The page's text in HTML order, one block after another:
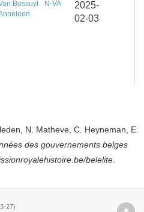
Bossuyt
N-VA
2025-
02-03
N. Matheve, C. Heyneman, E.
des gouvernements belges
belelite
27)